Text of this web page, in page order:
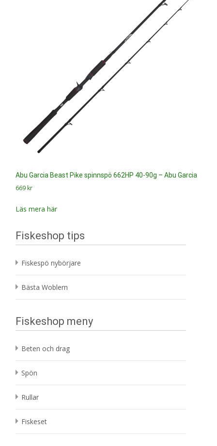
Abu Garcia Beast Pike spinnspö 662HP 40-90g – Abu Garcia
669 kr
Läs mera här
Fiskeshop tips
Fiskespö nybörjare
Bästa Woblern
Fiskeshop meny
Beten och drag
Spön
Rullar
Fiskeset